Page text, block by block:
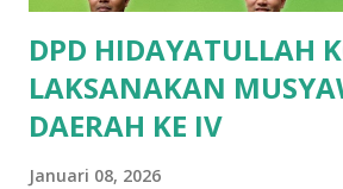
DPD HIDAYATULLAH
LAKSANAKAN
DAERAH KE IV
Januari 08, 2026